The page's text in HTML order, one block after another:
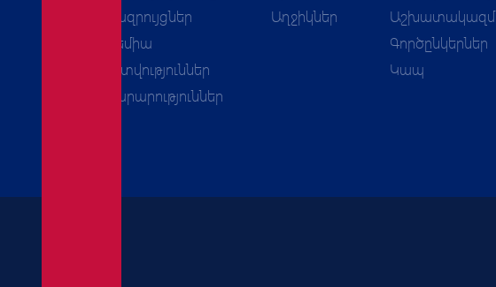
Հարցազրույցներ
Ակադեմիա
Հաշվետվություններ
Հայտարարություններ
Աղջիկներ
Աշխատակազմ
Գործընկերներ
Կապ